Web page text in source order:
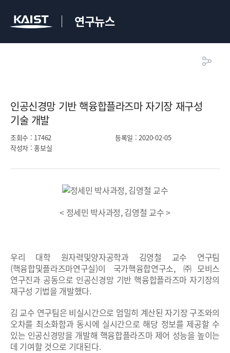
연구뉴스
인공신경망 기반 핵융합플라즈마 자기장 재구성
기술 개발​
조회수 : 17462 등록일 : 2020-02-05
작성자 : 홍보실
< 정세민 박사과정, 김영철 교수 >
우리 대학 원자력및양자공학과 김영철 교수 연구팀
(핵융합및플라즈마연구실)이 국가핵융합연구소, ㈜모비스
연구진과 공동으로 인공신경망 기반 핵융합플라즈마 자기장의
재구성 기법을 개발했다.
김 교수 연구팀은 비실시간으로 엄밀히 계산된 자기장 구조와의
오차를 최소화함과 동시에 실시간으로 해당 정보를 제공할 수
있는 인공신경망을 개발해 핵융합플라즈마 제어 성능을 높이는
데 기여할 것으로 기대된다.